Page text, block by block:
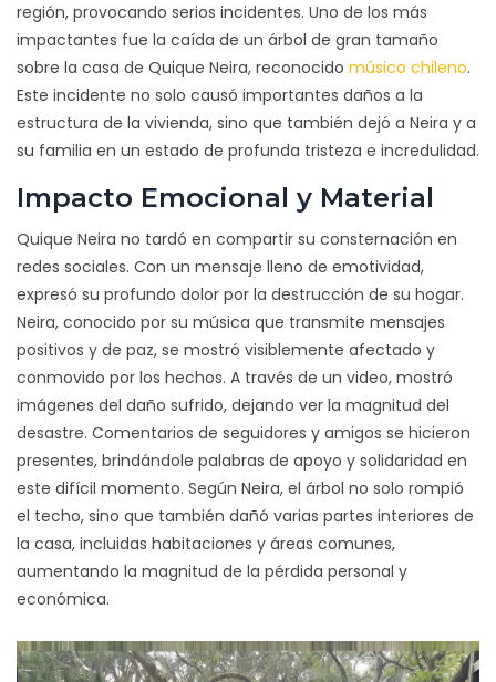
región, provocando serios incidentes. Uno de los más
impactantes fue la caída de un árbol de gran tamaño
sobre la casa de Quique Neira, reconocido músico chileno.
Este incidente no solo causó importantes daños a la
estructura de la vivienda, sino que también dejó a Neira y a
su familia en un estado de profunda tristeza e incredulidad.
Impacto Emocional y Material
Quique Neira no tardó en compartir su consternación en
redes sociales. Con un mensaje lleno de emotividad,
expresó su profundo dolor por la destrucción de su hogar.
Neira, conocido por su música que transmite mensajes
positivos y de paz, se mostró visiblemente afectado y
conmovido por los hechos. A través de un video, mostró
imágenes del daño sufrido, dejando ver la magnitud del
desastre. Comentarios de seguidores y amigos se hicieron
presentes, brindándole palabras de apoyo y solidaridad en
este difícil momento. Según Neira, el árbol no solo rompió
el techo, sino que también dañó varias partes interiores de
la casa, incluidas habitaciones y áreas comunes,
aumentando la magnitud de la pérdida personal y
económica.